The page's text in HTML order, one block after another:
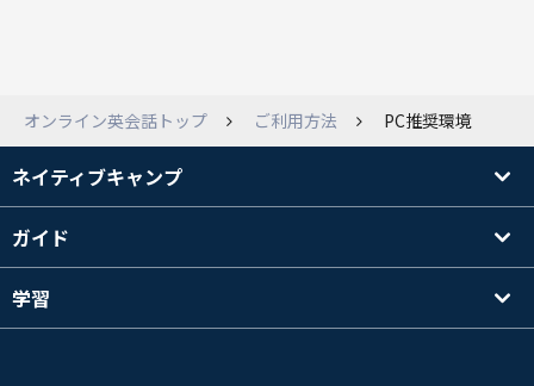
オンライン英会話トップ ご利用方法 PC推奨環境
ネイティブキャンプ
ガイド
学習